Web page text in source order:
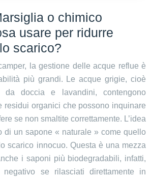
o chimico
usare per ridurre
scarico?
la gestione delle acque reflue è
più grandi. Le acque grigie, cioè
da doccia e lavandini, contengono
residui organici che possono inquinare
se non smaltite correttamente. L’idea
di un sapone « naturale » come quello
scarico innocuo. Questa è una mezza
i saponi più biodegradabili, infatti,
negativo se rilasciati direttamente in